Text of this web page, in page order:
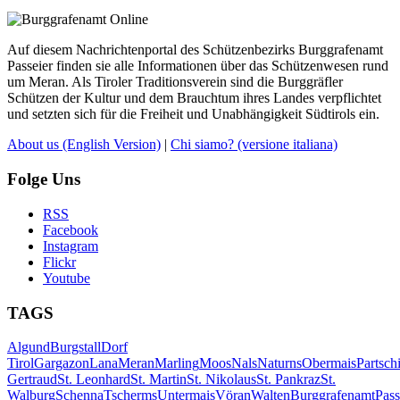
Auf diesem Nachrichtenportal des Schützenbezirks Burggrafenamt
Passeier finden sie alle Informationen über das Schützenwesen rund
um Meran. Als Tiroler Traditionsverein sind die Burggräfler
Schützen der Kultur und dem Brauchtum ihres Landes verpflichtet
und setzten sich für die Freiheit und Unabhängigkeit Südtirols ein.
About us (English Version) | Chi siamo? (versione italiana)
Folge Uns
RSS
Facebook
Instagram
Flickr
Youtube
TAGS
AlgundBurgstallDorf
TirolGargazonLanaMeranMarlingMoosNalsNaturnsObermais
GertraudSt. LeonhardSt. MartinSt. NikolausSt. PankrazSt.
WalburgSchennaTschermsUntermaisVöranWaltenBurggrafenamt